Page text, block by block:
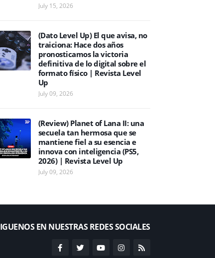
July 15, 2026
(Dato Level Up) El que avisa, no
traiciona: Hace dos años
pronosticamos la victoria
definitiva de lo digital sobre el
formato físico | Revista Level
Up
July 09, 2026
(Review) Planet of Lana II: una
secuela tan hermosa que se
mantiene fiel a su esencia e
innova con inteligencia (PS5,
2026) | Revista Level Up
July 09, 2026
EN NUESTRAS REDES SOCIALES